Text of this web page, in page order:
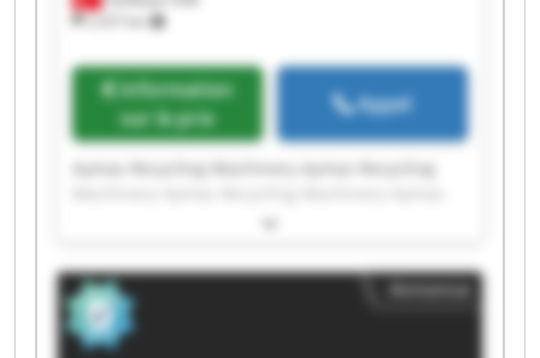
2 257 km
Information
sur le prix
Appel
Aymas Recycling Machinery Aymas Recycling
Recycling Machinery Aymas Recycling Machinery
Machinery Aymas Recycling Machinery Aymas
Recycling Machinery Aymas Recycling Machinery
Aymas Recycling Machinery Aymas Recycling
Machinery Aymas Recycling Machinery Aymas